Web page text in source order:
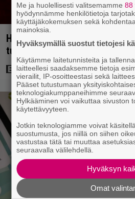
Harry Potter -tähti Jessie
tulonsa: ”Enemmän kuin koko
Me ja huolellisesti valitsemamme88
hyödynnämme henkilötietoja
käyttäjäkokemuksen sekä
mainoksia.
Hyväksymällä suostut tietojesi
Käytämme laitetunnisteita ja
laitteellesi saadaksemme tietoja
vierailit, IP-osoitteestasi sekä
Pääset tutustumaan
teknologiakumppaneihimme
Hylkääminen voi vaikuttaa sivuston
käytettävyyteen.
Jotkin teknologiamme voivat
suostumusta, jos niillä on siihen
vastustaa tätä tai muuttaa
seuraavalla välilehdellä.
Hyväksyn
Omat